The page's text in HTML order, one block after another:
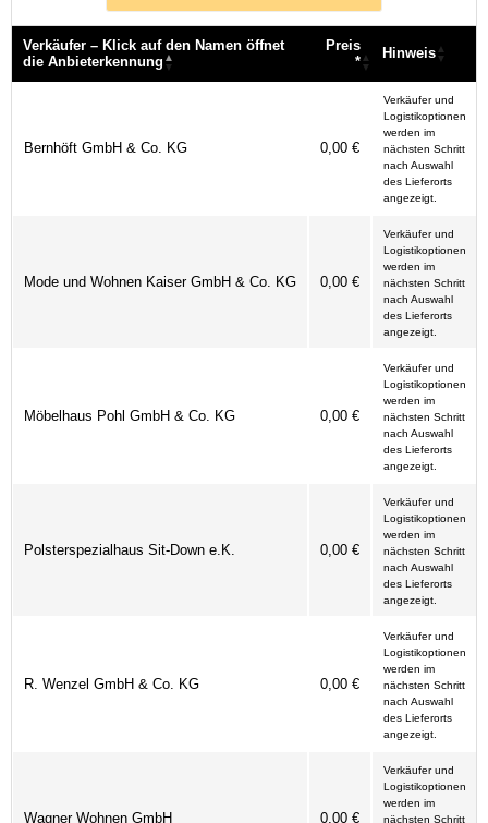
Verkäufer – Klick auf den Namen öffnet
die Anbieterkennung
Preis
*
Hinweis
Bernhöft GmbH & Co. KG 0,00 €
Verkäufer und
Logistikoptionen
werden im
nächsten Schritt
nach Auswahl
des Lieferorts
angezeigt.
Mode und Wohnen Kaiser GmbH & Co. KG 0,00 €
Verkäufer und
Logistikoptionen
werden im
nächsten Schritt
nach Auswahl
des Lieferorts
angezeigt.
Möbelhaus Pohl GmbH & Co. KG 0,00 €
Verkäufer und
Logistikoptionen
werden im
nächsten Schritt
nach Auswahl
des Lieferorts
angezeigt.
Polsterspezialhaus Sit-Down e.K. 0,00 €
Verkäufer und
Logistikoptionen
werden im
nächsten Schritt
nach Auswahl
des Lieferorts
angezeigt.
R. Wenzel GmbH & Co. KG 0,00 €
Verkäufer und
Logistikoptionen
werden im
nächsten Schritt
nach Auswahl
des Lieferorts
angezeigt.
Wagner Wohnen GmbH 0,00 €
Verkäufer und
Logistikoptionen
werden im
nächsten Schritt